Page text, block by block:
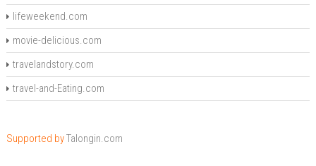
lifeweekend.com
movie-delicious.com
travelandstory.com
travel-and-Eating.com
Supported byTalongin.com